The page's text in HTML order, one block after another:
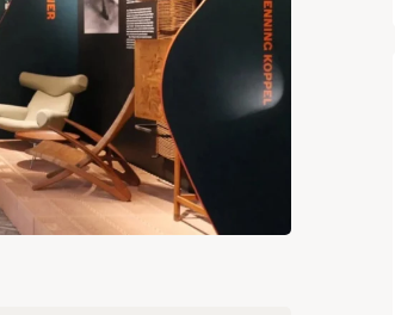
北海道の暖房選びの
正解は？熱源や暖房
方式を知って寒い冬を